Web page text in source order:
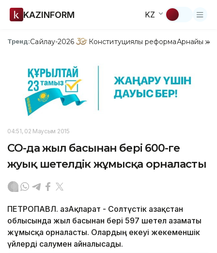
KAZINFORM KZ
Тренд:Сайлау-2026 Конституциялық реформаАрнайы
04:51, 02 Маусым 2015
СҚО-да жыл басынан бері 600-ге
жуық шетелдік жұмысқа орналасты
ПЕТРОПАВЛ. ҚазАқпарат - Солтүстік Қазақстан
облысында жыл басынан бері 597 шетел азаматы
жұмысқа орналасты. Олардың екеуі жекеменшік
үйлерді салумен айналысады.